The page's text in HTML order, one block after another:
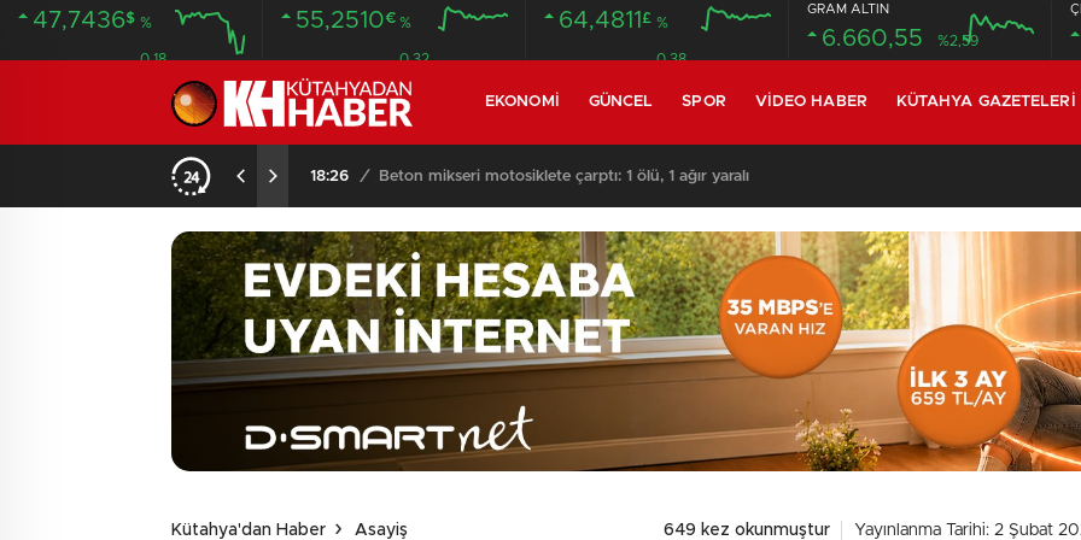
47,7436$ %
0.18
55,2510€ %
0.32
64,4811 £ %
0.38
GRAM ALTIN
6.660,55 %2,59
EKONOMI GÜNCEL SPOR VIDEO HABER KÜTAHYA GAZETELERI
18:26 / Beton mikseri motosiklete çarptı: 1 ölü, 1 ağır yaralı
Kütahya'dan Haber Asayiş 649 kez okunmuştur Yayınlanma Tarihi: 2 Şubat